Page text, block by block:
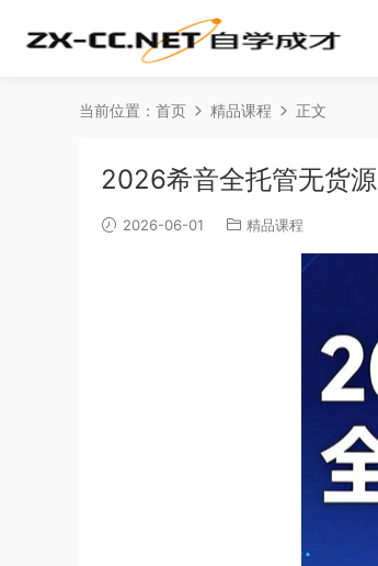
当前位置： 首页 精品课程 正文
2026希音全托管无货源
2026-06-01 精品课程